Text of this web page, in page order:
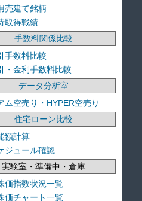
売建て銘柄
取得戦績
手数料関係比較
手数料比較
・金利手数料比較
データ分析室
ム空売り・HYPER空売り
住宅ローン比較
額計算
ジュール確認
実験室・準備中・倉庫
価指数状況一覧
価チャート一覧